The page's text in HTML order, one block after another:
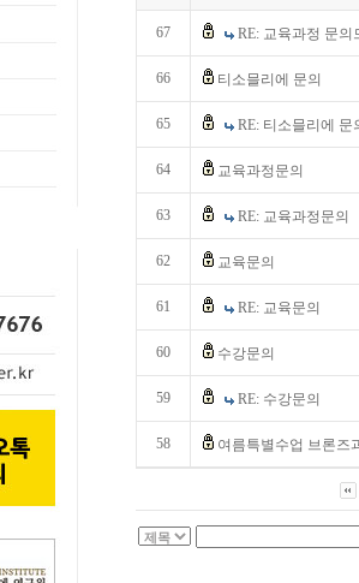
67 RE: 교육과정 문의
66 티소믈리에 문의
65 RE: 티소믈리에 문
64 교육과정문의
63 RE: 교육과정문의
62 교육문의
61 RE: 교육문의
60 수강문의
59 RE: 수강문의
58 여름특별수업 브론즈